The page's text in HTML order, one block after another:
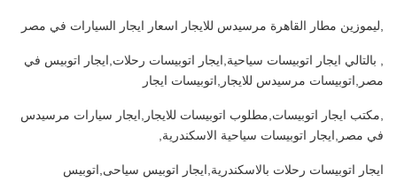
,ليموزين مطار القاهرة مرسيدس للايجار اسعار ايجار السيارات في مصر
, بالتالي ايجار اتوبيسات سياحية,ايجار اتوبيسات رحلات,ايجار اتوبيس في
مصر,اتوبيسات مرسيدس للايجار,اتوبيسات ايجار
,مكتب ايجار اتوبيسات,مطلوب اتوبيسات للايجار,ايجار سيارات مرسيدس
في مصر,ايجار اتوبيسات سياحية الاسكندرية,
ايجار اتوبيسات رحلات بالاسكندرية,ايجار اتوبيس سياحى,اتوبيس